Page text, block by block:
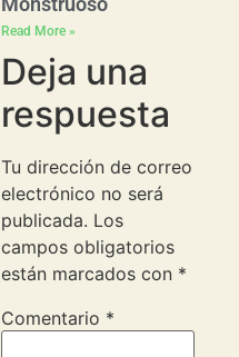
Read More »
Deja una
respuesta
Tu dirección de correo
electrónico no será
publicada. Los
campos obligatorios
están marcados con *
Comentario *